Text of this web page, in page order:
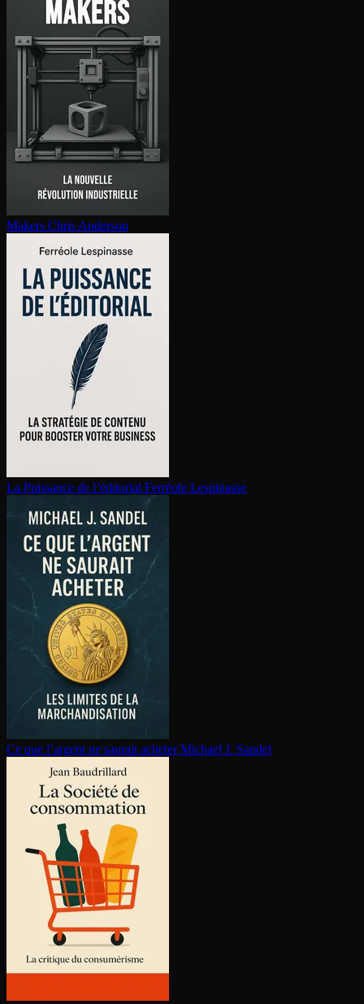
Makers Chris Anderson
La Puissance de l’éditorial Ferréole Lespinasse
Ce que l’argent ne saurait acheter Michael J. Sandel